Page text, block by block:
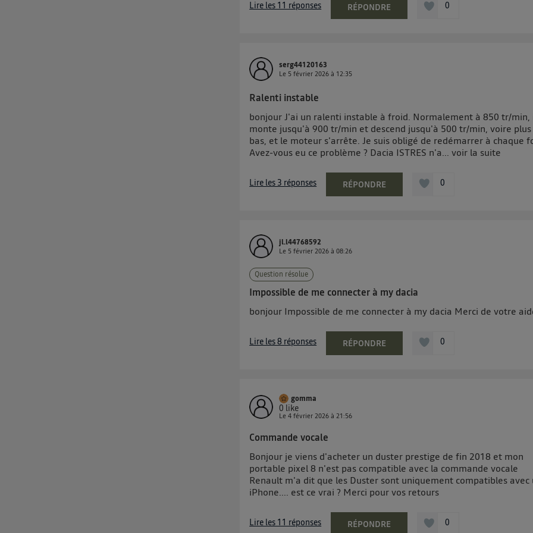
Lire les 11 réponses RÉPONDRE 0
serg44120163
Le 5 février 2026 à 12:35
Ralenti instable
bonjour J'ai un ralenti instable à froid. Normalement à 850 tr/min,
monte jusqu'à 900 tr/min et descend jusqu'à 500 tr/min, voire plus
bas, et le moteur s'arrête. Je suis obligé de redémarrer à chaque
Avez-vous eu ce problème ? Dacia ISTRES n'a...voir la suite
Lire les 3 réponses RÉPONDRE 0
jl.l44768592
Le 5 février 2026 à08:26
Question résolue
Impossible de me connecter à my dacia
bonjour Impossible de me connecter à my dacia Merci de votre
Lire les 8 réponses RÉPONDRE 0
gomma
0 like
Le4 février 2026 à21:56
Commande vocale
Bonjour je viens d'acheter un duster prestige de fin 2018 et mon
portable pixel 8 n'est pas compatible avec la commande vocale
Renault m'a dit que les Duster sont uniquement compatibles avec
iPhone.... est ce vrai ? Merci pour vos retours
Lire les 11 réponses RÉPONDRE 0